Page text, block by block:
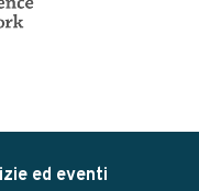
ed eventi